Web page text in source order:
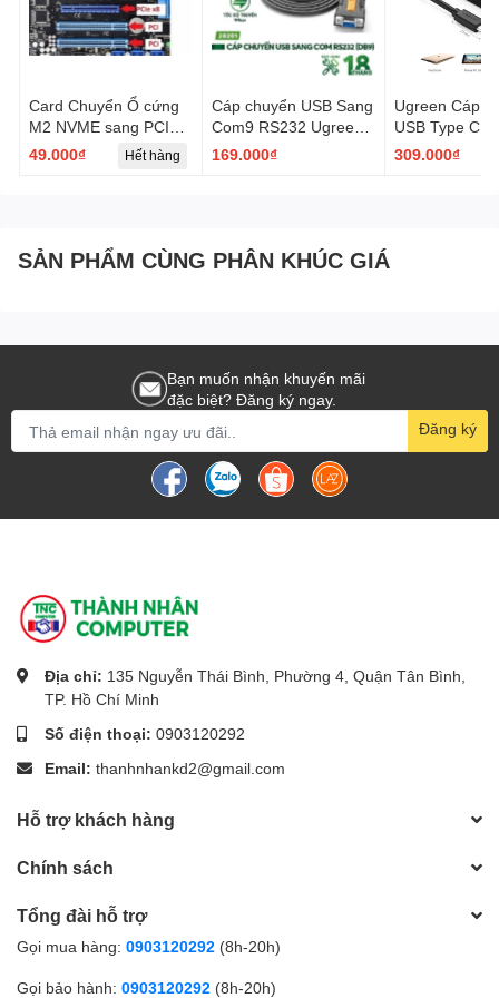
Card Chuyển Ổ cứng
M2 NVME sang PCIE
X16 X8 X4 Chuyên
49.000₫ Hết hàng
Cáp chuyển USB Sang
Com9 RS232 Ugreen
20201 CR104 dài
169.000₫
Ugreen Cáp
USB Type C
mạng Lan, RJ
309.000₫
SẢN PHẨM CÙNG PHÂN KHÚC GIÁ
Bạn muốn nhận khuyến mãi
đặc biệt? Đăng ký ngay.
Đăng ký
Địa chỉ: 135 Nguyễn Thái Bình, Phường 4, Quận Tân Bình,
TP. Hồ Chí Minh
Số điện thoại: 0903120292
Email: thanhnhankd2@gmail.com
Hỗ trợ khách hàng
Chính sách
Tổng đài hỗ trợ
Gọi mua hàng: 0903120292 (8h-20h)
Gọi bảo hành: 0903120292 (8h-20h)